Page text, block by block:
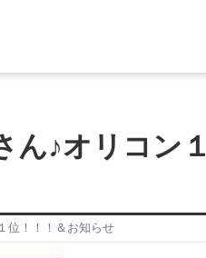
♪オリコン１
位！！！＆お知らせ